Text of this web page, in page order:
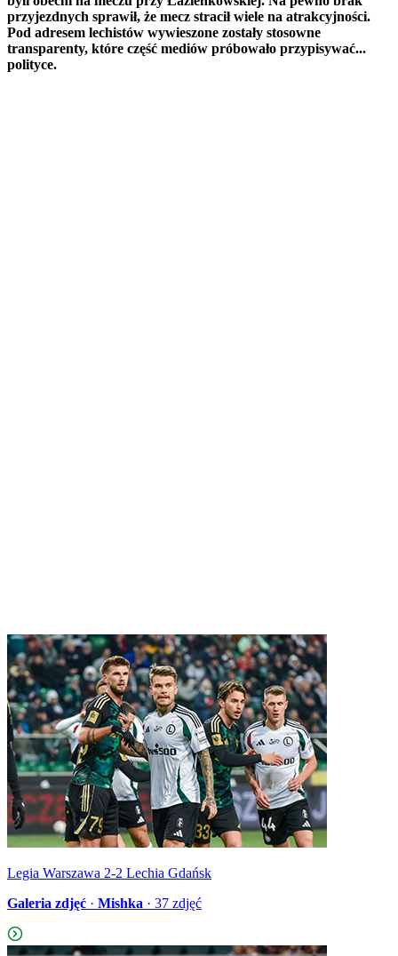
przyjezdnych sprawił, że mecz stracił wiele na atrakcyjności.
Pod adresem lechistów wywieszone zostały stosowne
transparenty, które część mediów próbowało przypisywać...
polityce.
Legia Warszawa 2-2 Lechia Gdańsk
Galeria zdjęć · Mishka · 37 zdjęć